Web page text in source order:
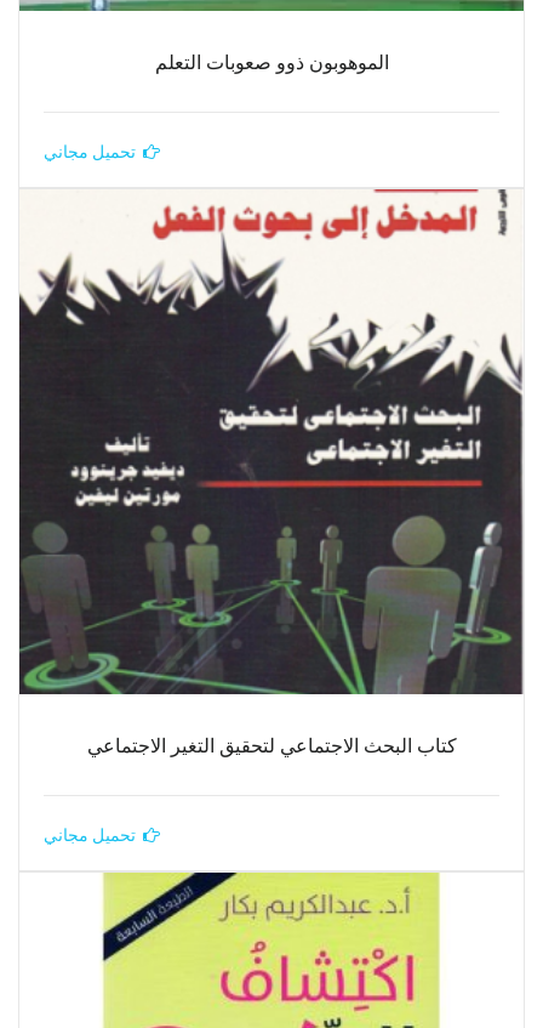
الموهوبون ذوو صعوبات التعلم
تحميل مجاني
كتاب البحث الاجتماعي لتحقيق التغير الاجتماعي
تحميل مجاني